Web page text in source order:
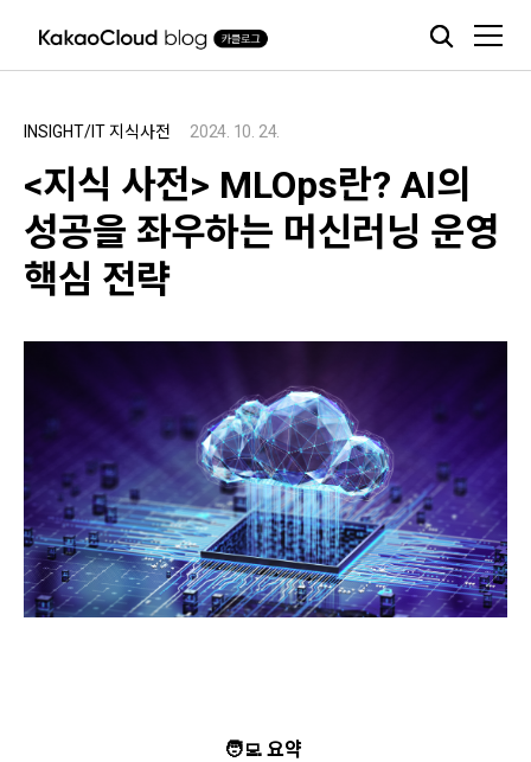
INSIGHT/IT 지식사전 2024. 10. 24.
<지식 사전> MLOps란? AI의
성공을 좌우하는 머신러닝 운영
핵심 전략
🧑‍💻 요약